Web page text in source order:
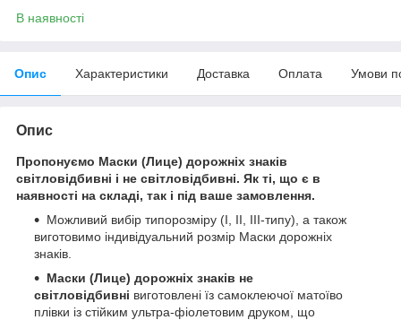
В наявності
Опис Характеристики Доставка Оплата Умови
Опис
Пропонуємо Маски (Лице) дорожніх знаків
світловідбивні і не світловідбивні. Як ті, що є в
наявності на складі, так і під ваше замовлення.
Можливий вибір типорозміру (І, ІІ, ІІІ-типу), а також
виготовимо індивідуальний розмір Маски дорожніх
знаків.
Маски (Лице) дорожніх знаків не
світловідбивні виготовлені їз самоклеючої матоїво
плівки із стійким ультра-фіолетовим друком, що